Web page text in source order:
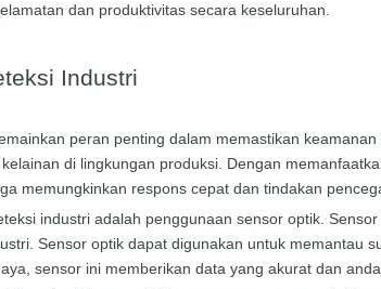
dan produktivitas secara keseluruhan.
Industri
peran penting dalam memastikan
di lingkungan produksi. Dengan
memungkinkan respons cepat dan tindakan
industri adalah penggunaan sensor optik.
Sensor optik dapat digunakan untuk memantau
sensor ini memberikan data yang akurat dan